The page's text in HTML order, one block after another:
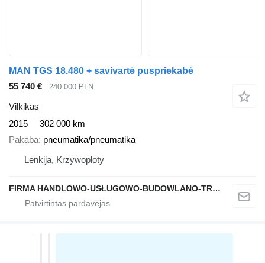
MAN TGS 18.480 + savivartė puspriekabė
55 740 €
240 000 PLN
Vilkikas
2015
302 000 km
Pakaba pneumatika/pneumatika
Lenkija, Krzywopłoty
FIRMA HANDLOWO-USŁUGOWO-BUDOWLANO-TRANSPORTOWA PAWEŁ MSTOWSKI